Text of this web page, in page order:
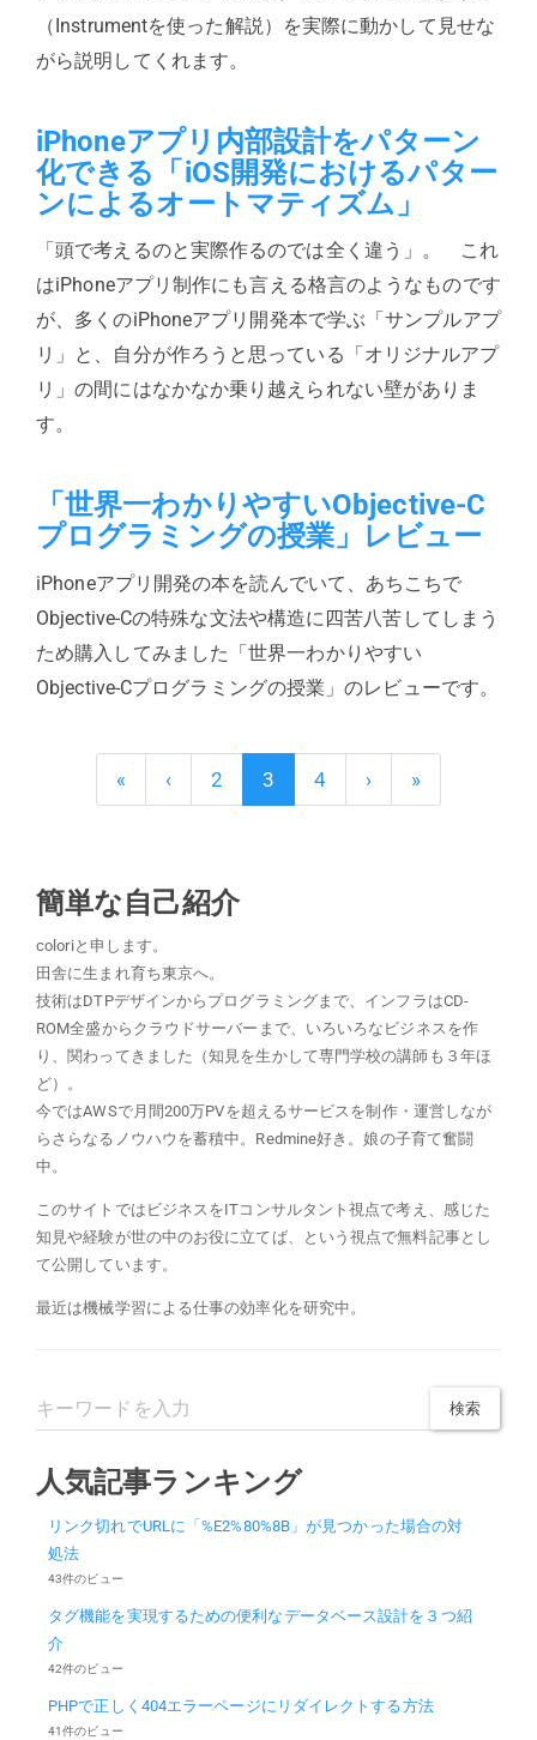
（Instrumentを使った解説）を実際に動かして見せな
がら説明してくれます。
iPhoneアプリ内部設計をパターン
化できる「iOS開発におけるパター
ンによるオートマティズム」
「頭で考えるのと実際作るのでは全く違う」。 これ
はiPhoneアプリ制作にも言える格言のようなものです
が、多くのiPhoneアプリ開発本で学ぶ「サンプルアプ
リ」と、自分が作ろうと思っている「オリジナルアプ
リ」の間にはなかなか乗り越えられない壁がありま
す。
「世界一わかりやすいObjective-C
プログラミングの授業」レビュー
iPhoneアプリ開発の本を読んでいて、あちこちで
Objective-Cの特殊な文法や構造に四苦八苦してしまう
ため購入してみました「世界一わかりやすい
Objective-Cプログラミングの授業」のレビューです。
« ‹ 2 3 4 › »
簡単な自己紹介
coloriと申します。
田舎に生まれ育ち東京へ。
技術はDTPデザインからプログラミングまで、インフラはCD-
ROM全盛からクラウドサーバーまで、いろいろなビジネスを作
り、関わってきました（知見を生かして専門学校の講師も３年ほ
ど）。
今ではAWSで月間200万PVを超えるサービスを制作・運営しなが
らさらなるノウハウを蓄積中。Redmine好き。娘の子育て奮闘
中。
このサイトではビジネスをITコンサルタント視点で考え、感じた
知見や経験が世の中のお役に立てば、という視点で無料記事とし
て公開しています。
最近は機械学習による仕事の効率化を研究中。
人気記事ランキング
リンク切れでURLに「%E2%80%8B」が見つかった場合の対
処法
43件のビュー
タグ機能を実現するための便利なデータベース設計を３つ紹
介
42件のビュー
PHPで正しく404エラーページにリダイレクトする方法
41件のビュー